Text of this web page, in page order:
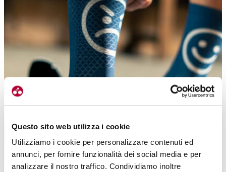
Questo sito web utilizza i cookie
Utilizziamo i cookie per personalizzare contenuti ed
annunci, per fornire funzionalità dei social media e per
analizzare il nostro traffico. Condividiamo inoltre